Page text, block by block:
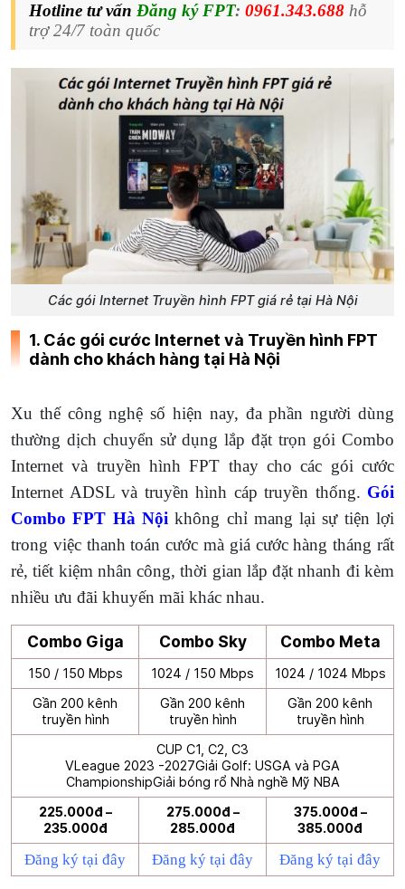
Hotline tư vấn Đăng ký FPT: 0961.343.688 hỗ
trợ 24/7 toàn quốc
Các gói Internet Truyền hình FPT giá rẻ tại Hà Nội
1. Các gói cước Internet và Truyền hình FPT
dành cho khách hàng tại Hà Nội
Xu thế công nghệ số hiện nay, đa phần người dùng
thường dịch chuyển sử dụng lắp đặt trọn gói Combo
Internet và truyền hình FPT thay cho các gói cước
Internet ADSL và truyền hình cáp truyền thống. Gói
Combo FPT Hà Nội không chỉ mang lại sự tiện lợi
trong việc thanh toán cước mà giá cước hàng tháng rất
rẻ, tiết kiệm nhân công, thời gian lắp đặt nhanh đi kèm
nhiều ưu đãi khuyến mãi khác nhau.
Combo Giga Combo Sky Combo Meta
150 / 150 Mbps 1024 / 150 Mbps
1024 / 1024 Mbps
Gần 200 kênh
truyền hình
Gần 200 kênh
truyền hình
Gần 200 kênh
truyền hình
CUP C1, C2, C3
VLeague 2023 -2027Giải Golf: USGA và PGA
ChampionshipGiải bóng rổ Nhà nghề Mỹ NBA
225.000đ –
235.000đ
275.000đ –
285.000đ
375.000đ –
385.000đ
Đăng ký tại đây Đăng ký tại đây Đăng ký tại đây